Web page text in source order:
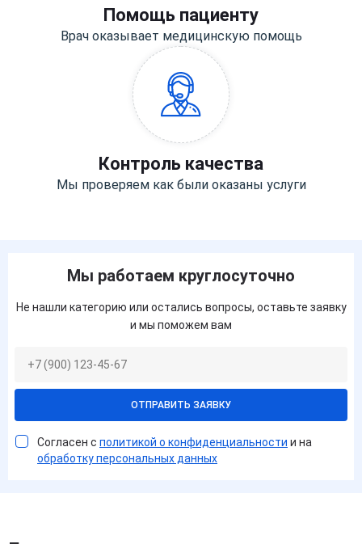
Помощь пациенту
Врач оказывает медицинскую помощь
Контроль качества
Мы проверяем как были оказаны услуги
Мы работаем круглосуточно
Не нашли категорию или остались вопросы, оставьте заявку
и мы поможем вам
ОТПРАВИТЬ ЗАЯВКУ
Согласен с политикой о конфиденциальности и на
обработку персональных данных